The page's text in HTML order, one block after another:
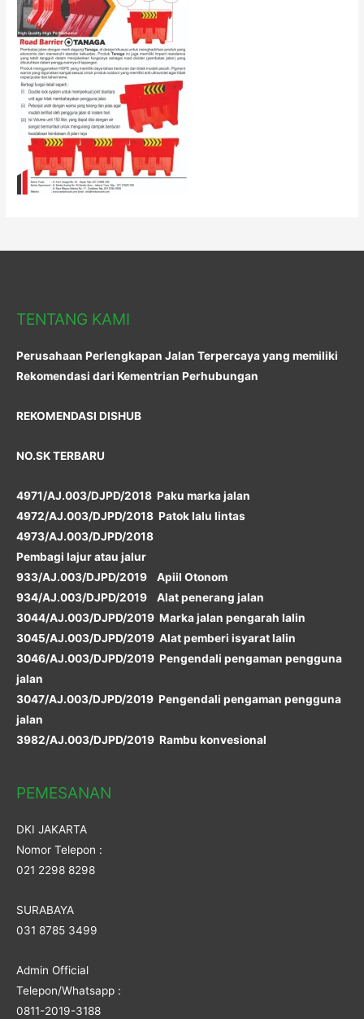
TENTANG KAMI
Perusahaan Perlengkapan Jalan Terpercaya yang memiliki
Rekomendasi dari Kementrian Perhubungan
REKOMENDASI DISHUB
NO.SK TERBARU
4971/AJ.003/DJPD/2018 Paku marka jalan
4972/AJ.003/DJPD/2018 Patok lalu lintas
4973/AJ.003/DJPD/2018
Pembagi lajur atau jalur
933/AJ.003/DJPD/2019 Apiil Otonom
934/AJ.003/DJPD/2019 Alat penerang jalan
3044/AJ.003/DJPD/2019 Marka jalan pengarah lalin
3045/AJ.003/DJPD/2019 Alat pemberi isyarat lalin
3046/AJ.003/DJPD/2019 Pengendali pengaman pengguna
jalan
3047/AJ.003/DJPD/2019 Pengendali pengaman pengguna
jalan
3982/AJ.003/DJPD/2019 Rambu konvesional
PEMESANAN
DKI JAKARTA
Nomor Telepon :
021 2298 8298
SURABAYA
031 8785 3499
Admin Official
Telepon/Whatsapp :
0811-2019-3188